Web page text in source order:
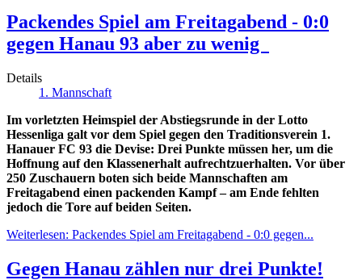
Packendes Spiel am Freitagabend - 0:0
gegen Hanau 93 aber zu wenig
Details
1. Mannschaft
Im vorletzten Heimspiel der Abstiegsrunde in der Lotto
Hessenliga galt vor dem Spiel gegen den Traditionsverein 1.
Hanauer FC 93 die Devise: Drei Punkte müssen her, um die
Hoffnung auf den Klassenerhalt aufrechtzuerhalten. Vor über
250 Zuschauern boten sich beide Mannschaften am
Freitagabend einen packenden Kampf – am Ende fehlten
jedoch die Tore auf beiden Seiten.
Weiterlesen: Packendes Spiel am Freitagabend - 0:0 gegen...
Gegen Hanau zählen nur drei Punkte!